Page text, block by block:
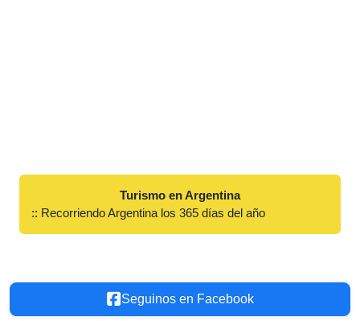
Turismo en Argentina
:: Recorriendo Argentina los 365 días del año
Seguinos en Facebook